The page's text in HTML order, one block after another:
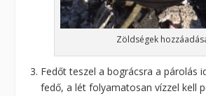
Zöldségek
Fedőt teszel a bográcsra a párolás
fedő, a lét folyamatosan vízzel kell